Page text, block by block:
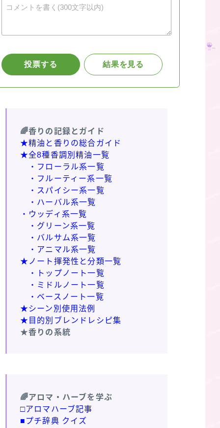
🌈香りの記録とガイド
★精油と香りの総合ガイド
★全8種香調別精油一覧
・フローラル系一覧
・フルーティー系一覧
・スパイシー系一覧
・ハーバル系一覧
・ウッディ系一覧
・グリーン系一覧
・バルサム系一覧
・アニマル系一覧
★ノート揮発性と分類一覧
・トップノート一覧
・ミドルノート一覧
・ベースノート一覧
★シーン別使用法例
★目的別ブレンドレシピ集
★香りの系統
🌈アロマ・ハーブを学ぶ
□アロマハーブ記事
■プチ辞典 クイズ